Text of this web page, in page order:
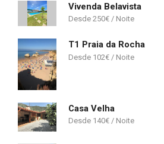
Vivenda Belavista
250€
T1 Praia da Rocha
102€
Casa Velha
140€